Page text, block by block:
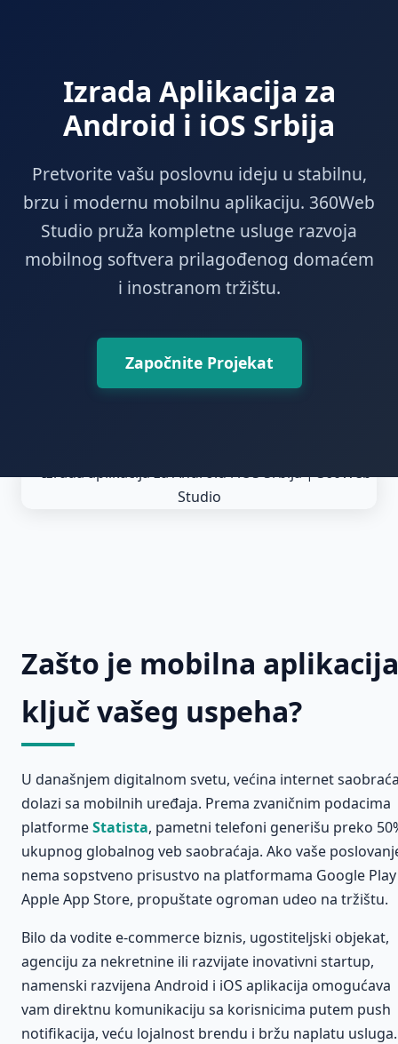
Izrada Aplikacija za
Android i iOS Srbija
Pretvorite vašu poslovnu ideju u stabilnu,
brzu i modernu mobilnu aplikaciju. 360Web
Studio pruža kompletne usluge razvoja
mobilnog softvera prilagođenog domaćem
i inostranom tržištu.
Započnite Projekat
Zašto je mobilna aplikacija
ključ vašeg uspeha?
U današnjem digitalnom svetu, većina internet
dolazi sa mobilnih uređaja. Prema zvaničnim podacima
platformeStatista, pametni telefoni generišu preko
ukupnog globalnog veb saobraćaja. Ako vaše
nema sopstveno prisustvo na platformama Google
Apple App Store, propuštate ogroman udeo na tržištu.
Bilo da vodite e-commerce biznis, ugostiteljski objekat,
agenciju za nekretnine ili razvijate inovativni startup,
namenski razvijena Android i iOS aplikacija omogućava
vam direktnu komunikaciju sa korisnicima putem push
notifikacija, veću lojalnost brendu i bržu naplatu usluga.